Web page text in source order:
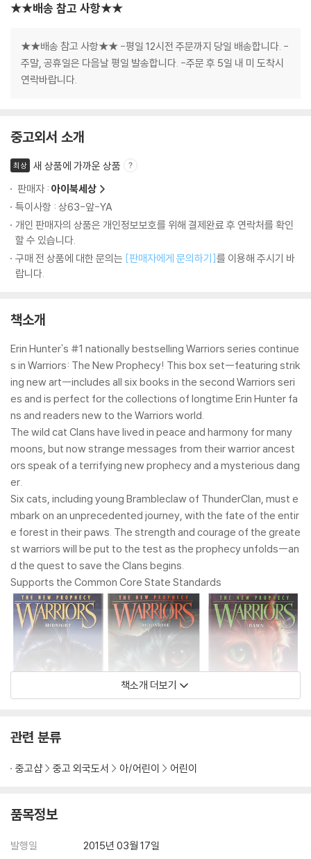
★★배송 참고 사항★★
★★배송 참고 사항★★ -평일 12시전 주문까지 당일 배송합니다. -
주말, 공휴일은 다음날 평일 발송합니다. -주문 후 5일 내 미 도착시
연락바랍니다.
중고외서 소개
최상
새 상품에 가까운 상품
판매자 : 아이북세상
특이사항 : 상63-앞-YA
개인 판매자의 상품은 개인정보보호를 위해 결제완료 후 연락처를 확인
할 수 있습니다.
구매 전 상품에 대한 문의는 [판매자에게 문의하기]를 이용해 주시기 바
랍니다.
책소개
Erin Hunter's #1 nationally bestselling Warriors series continue
s in Warriors: The New Prophecy! This box set--featuring strik
ing new art--includes all six books in the second Warriors seri
es and is perfect for the collections of longtime Erin Hunter fa
ns and readers new to the Warriors world.
The wild cat Clans have lived in peace and harmony for many
moons, but now strange messages from their warrior ancest
ors speak of a terrifying new prophecy and a mysterious dang
er.
Six cats, including young Brambleclaw of ThunderClan, must e
mbark on an unprecedented journey, with the fate of the entir
e forest in their paws. The strength and courage of the greate
st warriors will be put to the test as the prophecy unfolds--an
d the quest to save the Clans begins.
Supports the Common Core State Standards
책소개 더보기
관련 분류
중고샵 중고 외국도서 아/어린이 어린이
품목정보
발행일
2015년 03월 17일